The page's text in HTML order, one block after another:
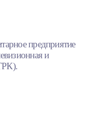
предприятие
и